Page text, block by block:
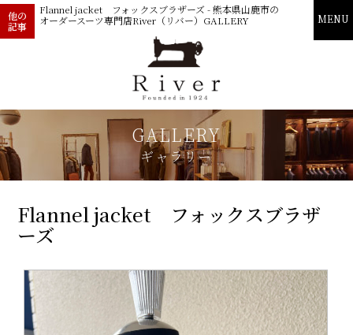
MENU
Flannel jacket フォックスブラザーズ - 熊本県山鹿市の
オーダースーツ専門店River（リバー）GALLERY
他の
記事
GALLERY
ギャラリー
Flannel jacket フォックスブラザ
ーズ